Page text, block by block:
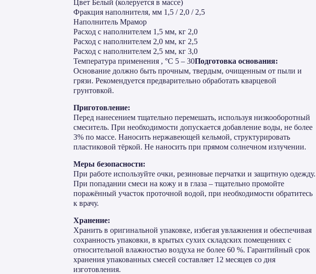
Цвет Белый (колеруется в массе)
Фракция наполнителя, мм 1,5 / 2,0 / 2,5
Наполнитель Мрамор
Расход с наполнителем 1,5 мм, кг 2,0
Расход с наполнителем 2,0 мм, кг 2,5
Расход с наполнителем 2,5 мм, кг 3,0
Температура применения , °С 5 – 30Подготовка основания:
Основание должно быть прочным, твердым, очищенным от пыли и
грязи. Рекомендуется предварительно обработать кварцевой
грунтовкой.
Приготовление:
Перед нанесением тщательно перемешать, используя низкооборотный
смеситель. При необходимости допускается добавление воды, не более
3% по массе. Наносить нержавеющей кельмой, структурировать
пластиковой тёркой. Не наносить при прямом солнечном излучении.
Меры безопасности:
При работе используйте очки, резиновые перчатки и защитную одежду.
При попадании смеси на кожу и в глаза – тщательно промойте
поражённый участок проточной водой, при необходимости обратитесь
к врачу.
Хранение:
Хранить в оригинальной упаковке, избегая увлажнения и обеспечивая
сохранность упаковки, в крытых сухих складских помещениях с
относительной влажностью воздуха не более 60 %. Гарантийный срок
хранения упакованных смесей составляет 12 месяцев со дня
изготовления.